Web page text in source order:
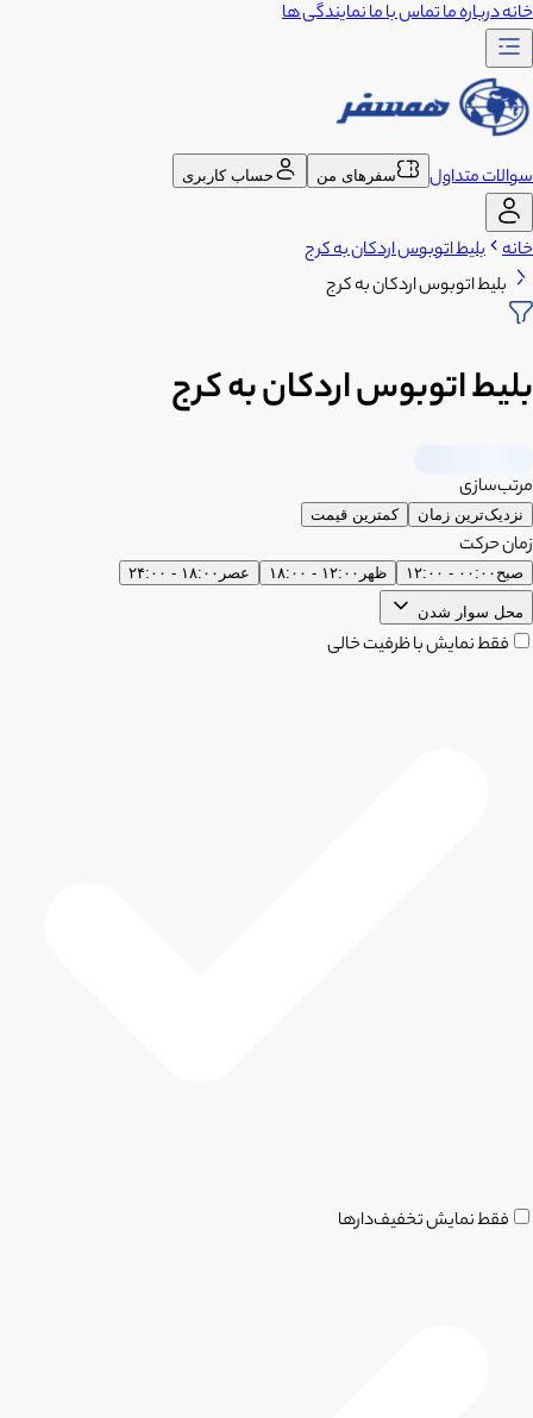
خانهدرباره ماتماس با مانمایندگی ها
سوالات متداول سفرهای من حساب کاربری
خانه بلیط اتوبوس اردکان به کرج
بلیط اتوبوس اردکان به کرج
بلیط اتوبوس اردکان به کرج
مرتب‌سازی
نزدیک‌ترین زمان کمترین قیمت
زمان حرکت
صبح ۰۰:۰۰ - ۱۲:۰۰ ظهر ۱۲:۰۰ - ۱۸:۰۰ عصر ۱۸:۰۰ - ۲۴:۰۰
محل سوار شدن
فقط نمایش با ظرفیت خالی
فقط نمایش تخفیف‌دارها